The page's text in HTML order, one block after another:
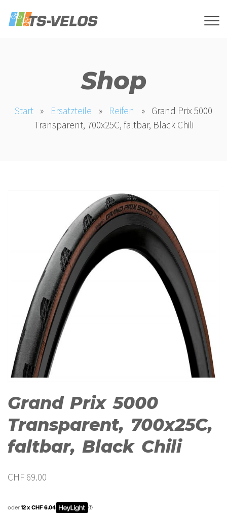
Shop
Start » Ersatzteile » Reifen » Grand Prix 5000
Transparent, 700x25C, faltbar, Black Chili
Grand Prix 5000
Transparent, 700x25C,
faltbar, Black Chili
CHF 69.00
oder12 x CHF 6.04